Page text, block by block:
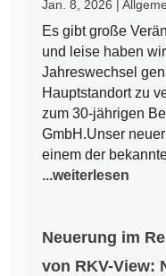
Jan. 8, 2026 |
Es gibt große
und leise haben
Jahreswechsel
Hauptstandort zu
zum 30-jährigen
GmbH.Unser
einem der
...weiterlesen
Neuerung im
von RKV-View: